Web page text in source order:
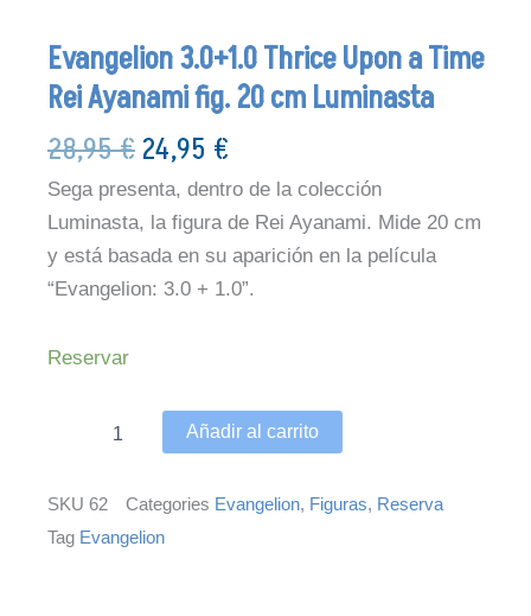
Evangelion 3.0+1.0 Thrice Upon a Time
Rei Ayanami fig. 20 cm Luminasta
28,95€El
precio
original
era:
28,95 €.
24,95 €
precio
actual
es:
24,95 €.
Sega presenta, dentro de la colección
Luminasta, la figura de Rei Ayanami. Mide 20 cm
y está basada en su aparición en la película
“Evangelion: 3.0 + 1.0”.
Reservar
Evangelion
Rei
fig.
Añadir al carrito
SKU 62 Categories Evangelion, Figuras, Reserva
Tag Evangelion